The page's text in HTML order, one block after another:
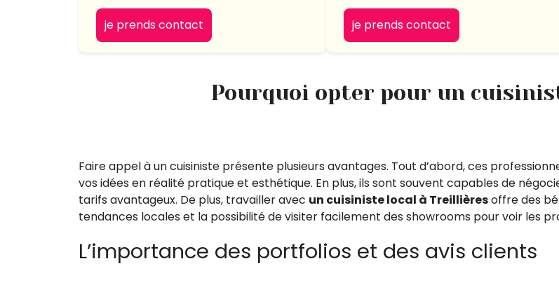
je prends contact je prends contact
Pourquoi opter pour un
Faire appel à un cuisiniste présente plusieurs avantages. Tout d’abord, ces
vos idées en réalité pratique et esthétique. En plus, ils sont souvent capables de
tarifs avantageux. De plus, travailler avec un cuisiniste local à Treillièresoffre des
tendances locales et la possibilité de visiter facilement des showrooms pour voir les
L’importance des portfolios et des avis clients